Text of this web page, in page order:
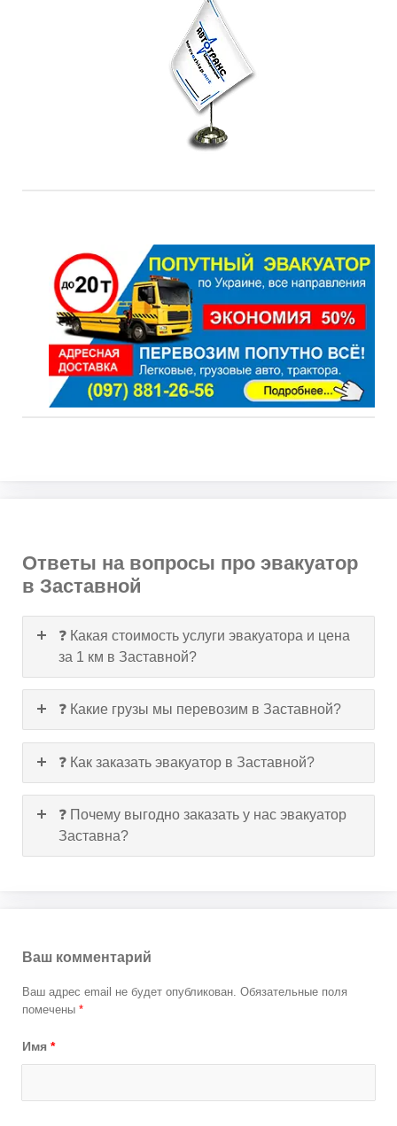
Ответы на вопросы про эвакуатор
в Заставной
❓ Какая стоимость услуги эвакуатора и цена
за 1 км в Заставной?
❓ Какие грузы мы перевозим в Заставной?
❓ Как заказать эвакуатор в Заставной?
❓ Почему выгодно заказать у нас эвакуатор
Заставна?
Ваш комментарий
Ваш адрес email не будет опубликован. Обязательные поля
помечены *
Имя *